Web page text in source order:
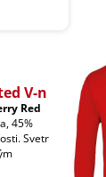
V-n
Red
45%
Svetr